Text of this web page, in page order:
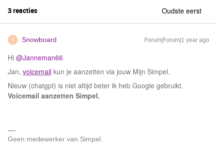
3 reacties Oudste eerst
S Snowboard Forum|Forum|1 year ago
Hi ​ @Janneman66
Jan, voicemail kun je aanzetten via jouw Mijn Simpel.
Nieuw (chatgpt) is niet altijd beter ik heb Google gebruikt.
Voicemail aanzetten Simpel.
Geen medewerker van Simpel.